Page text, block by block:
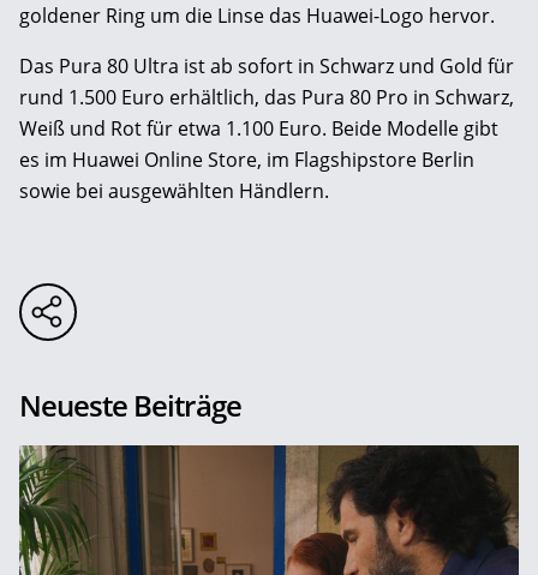
goldener Ring um die Linse das Huawei-Logo hervor.
Das Pura 80 Ultra ist ab sofort in Schwarz und Gold für
rund 1.500 Euro erhältlich, das Pura 80 Pro in Schwarz,
Weiß und Rot für etwa 1.100 Euro. Beide Modelle gibt
es im Huawei Online Store, im Flagshipstore Berlin
sowie bei ausgewählten Händlern.
Neueste Beiträge